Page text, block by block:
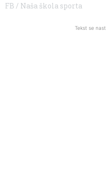
FB / Naša škola sporta
Tekst se